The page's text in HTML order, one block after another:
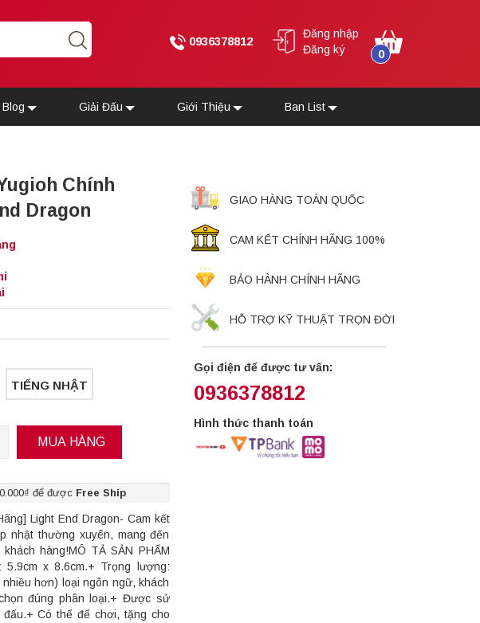
0936378812
Đăng nhập
Đăng ký
0
Blog Giải Đấu Giới Thiệu Ban List
Chính
Dragon
TIẾNG NHẬT
MUA HÀNG
để được Free Ship
Light End Dragon- Cam kết
nhật thường xuyên, mang đến
hàng!MÔ TẢ SẢN PHẨM
5.9cm x 8.6cm.+ Trọng lượng:
hơn) loại ngôn ngữ, khách
đúng phân loại.+ Được sử
Có thể để chơi, tặng cho
GIAO HÀNG TOÀN QUỐC
CAM KẾT CHÍNH HÃNG 100%
BẢO HÀNH CHÍNH HÃNG
HỖ TRỢ KỸ THUẬT TRỌN ĐỜI
Gọi điện để được tư vấn:
0936378812
Hình thức thanh toán